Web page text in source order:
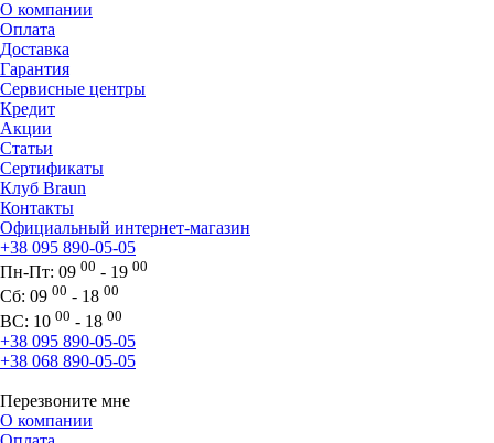
О компании
Оплата
Доставка
Гарантия
Сервисные центры
Кредит
Акции
Статьи
Сертификаты
Клуб Braun
Контакты
Официальный интернет-магазин
+38 095 890-05-05
Пн-Пт: 09 00 - 19 00
Сб: 09 00 - 18 00
ВС: 10 00 - 18 00
+38 095 890-05-05
+38 068 890-05-05
Перезвоните мне
О компании